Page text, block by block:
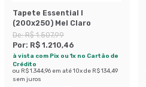
Tapete Essential I
(200x250) Mel Claro
De:R$ 1.507,99
Por: R$ 1.210,46
à vista com Pix ou 1x no Cartão de
Crédito
ou R$ 1.344,96 em até10x de R$ 134,49
sem juros